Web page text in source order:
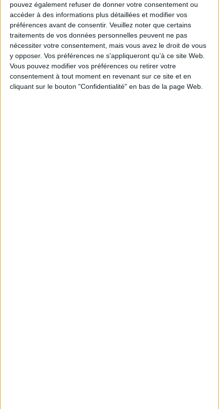
pouvez également refuser de donner votre consentement ou
accéder à des informations plus détaillées et modifier vos
préférences avant de consentir. Veuillez noter que certains
traitements de vos données personnelles peuvent ne pas
nécessiter votre consentement, mais vous avez le droit de vous
y opposer. Vos préférences ne s'appliqueront qu’à ce site Web.
Vous pouvez modifier vos préférences ou retirer votre
consentement à tout moment en revenant sur ce site et en
cliquant sur le bouton "Confidentialité" en bas de la page Web.
Le portefeuille européen d'identité numérique,
connais pas…